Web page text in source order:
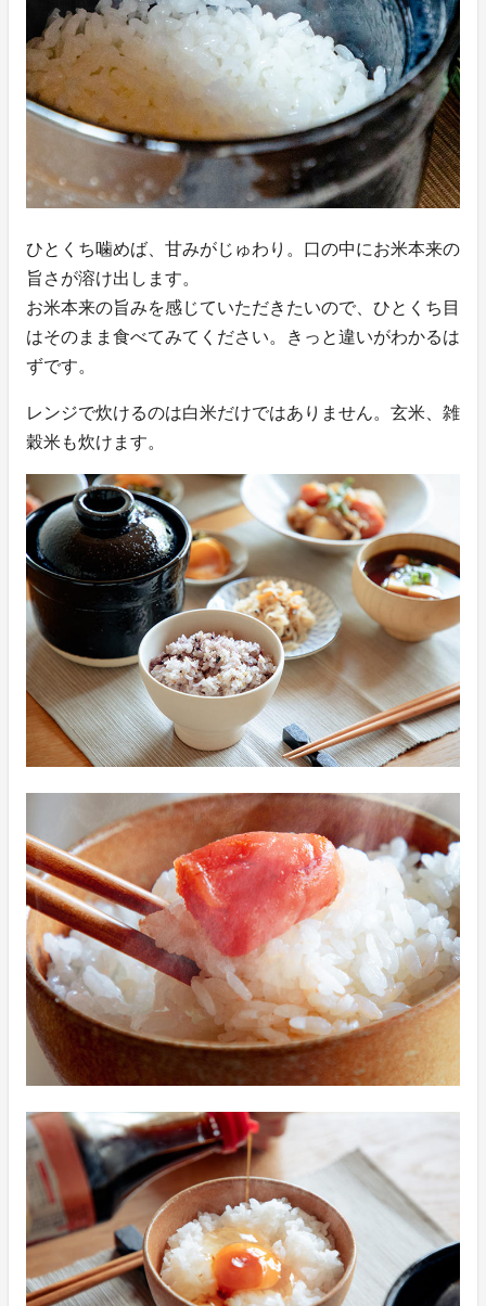
ひとくち噛めば、甘みがじゅわり。口の中にお米本来の
旨さが溶け出します。
お米本来の旨みを感じていただきたいので、ひとくち目
はそのまま食べてみてください。きっと違いがわかるは
ずです。
レンジで炊けるのは白米だけではありません。玄米、雑
穀米も炊けます。